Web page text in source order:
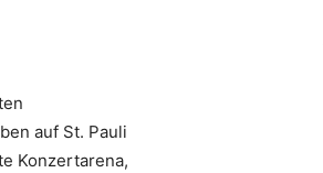
auf St. Pauli
Konzertarena,